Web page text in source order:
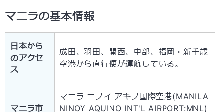
マニラの基本情報
日本から
のアクセ
ス
成田、羽田、関西、中部、福岡・新千歳
空港から直行便が運航している。
マニラ市
マニラ ニノイ アキノ国際空港(MANILA
NINOY AQUINO INT'L AIRPORT:MNL)